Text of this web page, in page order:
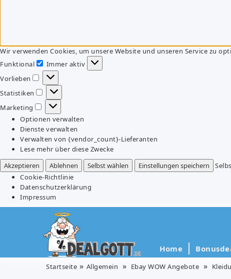
Wir verwenden Cookies, um unsere Website und unseren Service zu
Funktional
Funktional
Immer aktiv
Vorlieben
Vorlieben
Statistiken
Statistiken
Marketing
Marketing
Optionen verwalten
Dienste verwalten
Verwalten von {vendor_count}-Lieferanten
Lese mehr über diese Zwecke
Akzeptieren
Ablehnen Selbst wählen Einstellungen speichern
Cookie-Richtlinie
Datenschutzerklärung
Impressum
Home
Startseite Allgemein Ebay WOW Angebote